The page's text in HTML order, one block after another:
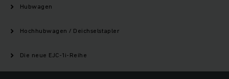
Hubwagen
Hochhubwagen / Deichselstapler
Die neue EJC-1i-Reihe